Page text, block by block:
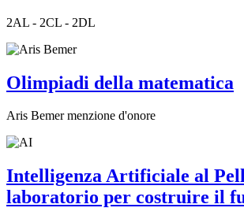
2AL - 2CL - 2DL
Olimpiadi della matematica
Aris Bemer menzione d'onore
Intelligenza Artificiale al
laboratorio per costruire il